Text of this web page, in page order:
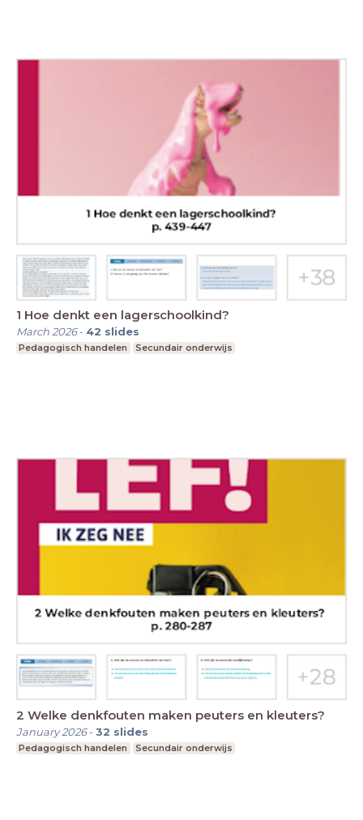
1 Hoe denkt een lagerschoolkind?
March 2026- 42 slides
Pedagogisch handelen Secundair onderwijs
2 Welke denkfouten maken peuters en kleuters?
January 2026-32 slides
Pedagogisch handelen Secundair onderwijs